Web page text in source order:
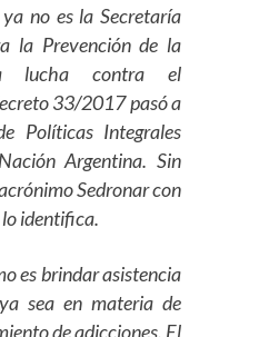
no es la Secretaría
la Prevención de la
lucha contra el
33/2017 pasó a
Políticas Integrales
Argentina. Sin
Sedronar con
lo identifica.
es brindar asistencia
sea en materia de
de adicciones. El